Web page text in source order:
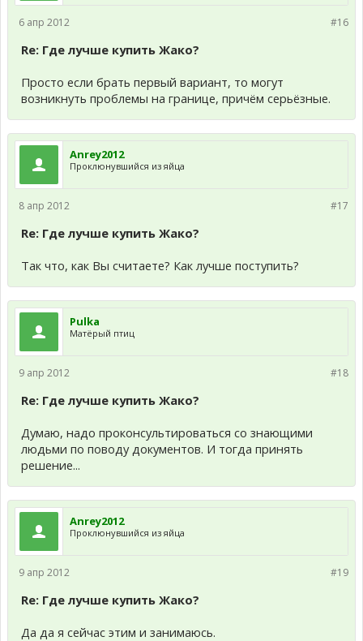
#16
6 апр 2012
Re: Где лучше купить Жако?
Просто если брать первый вариант, то могут
возникнуть проблемы на границе, причём серьёзные.
Anrey2012
Проклюнувшийся из яйца
#17
8 апр 2012
Re: Где лучше купить Жако?
Так что, как Вы считаете? Как лучше поступить?
Pulka
Матёрый птиц
#18
9 апр 2012
Re: Где лучше купить Жако?
Думаю, надо проконсультироваться со знающими
людьми по поводу документов. И тогда принять
решение...
Anrey2012
Проклюнувшийся из яйца
#19
9 апр 2012
Re: Где лучше купить Жако?
Да да я сейчас этим и занимаюсь.